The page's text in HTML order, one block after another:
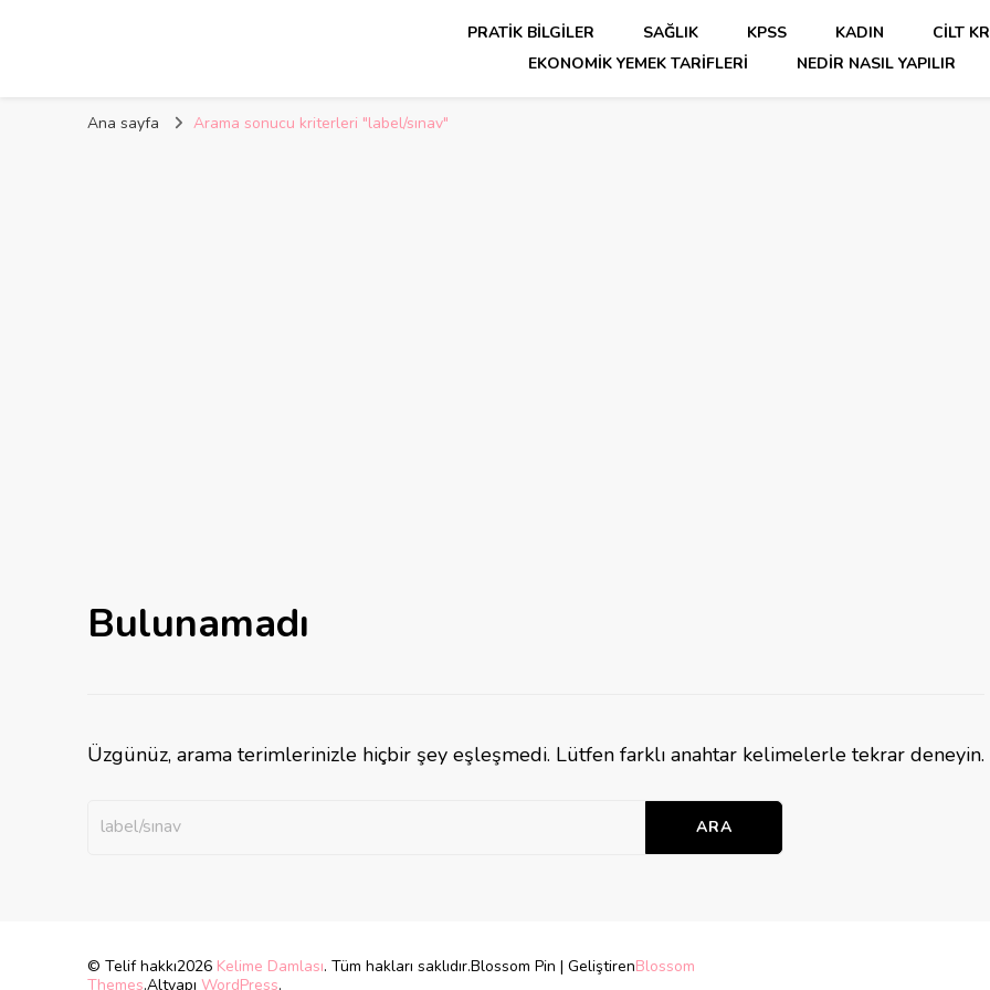
PRATIK BILGILER SAĞLIK KPSS KADIN
CILT
EKONOMIK YEMEK TARIFLERI
NEDIR NASIL YAPILIR
Ana sayfa Arama sonucu kriterleri "label/sınav"
Bulunamadı
Üzgünüz, arama terimlerinizle hiçbir şey eşleşmedi. Lütfen farklı anahtar kelimelerle tekrar deneyin.
Bir şey mi arıyorsunuz?
© Telif hakkı2026 Kelime Damlası. Tüm hakları saklıdır.Blossom Pin | GeliştirenBlossom
Themes.Altyapı WordPress.